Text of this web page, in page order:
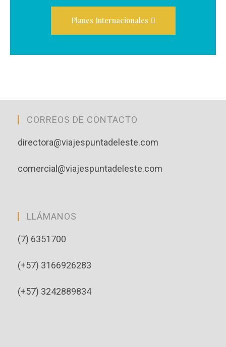
Planes Internacionales
CORREOS DE CONTACTO
directora@viajespuntadeleste.com
comercial@viajespuntadeleste.com
LLÁMANOS
(7) 6351700
(+57) 3166926283
(+57) 3242889834